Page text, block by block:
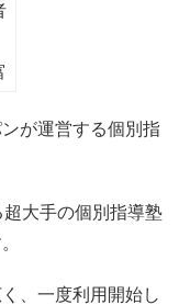
が運営する個別指
大手の個別指導塾
、一度利用開始し